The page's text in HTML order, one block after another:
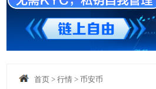
首页> 行情> 币安币